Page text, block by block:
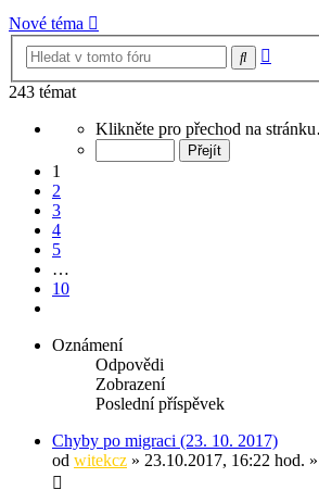
Nové téma
Hledat
243 témat
Stránka
z
10
Klikněte pro přechod na
1
2
3
4
5
…
10
Oznámení
Odpovědi
Zobrazení
Poslední příspěvek
Chyby po migraci (23. 10. 2017)
od witekcz » 23.10.2017, 16:22 hod.